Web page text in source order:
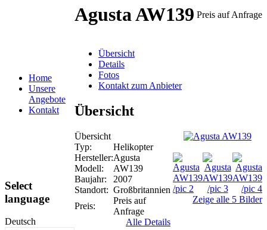
Home
Unsere
Angebote
Kontakt
Select
language
Deutsch
Agusta AW139 Preis auf Anfrage
Übersicht
Details
Fotos
Kontakt zum Anbieter
Übersicht
Übersicht
Typ:
Helikopter
Hersteller:Agusta
Modell:
AW139
Baujahr:
2007
Standort: Großbritannien
Preis:
Preis auf
Anfrage
Alle Details
Zeige alle 5 Bilder